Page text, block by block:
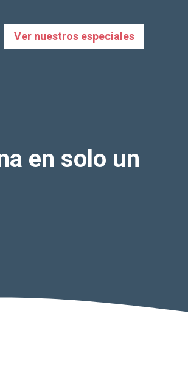
Ver nuestros especiales
en solo un